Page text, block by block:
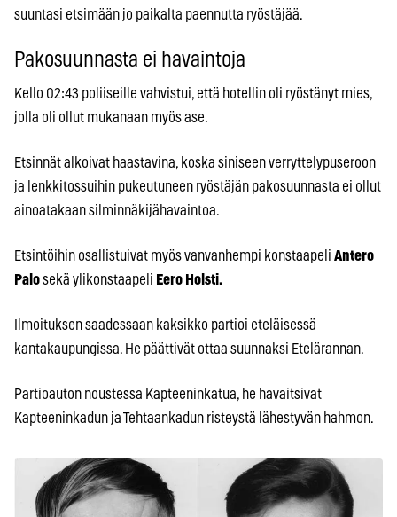
suuntasi etsimään jo paikalta paennutta ryöstäjää.
Pakosuunnasta ei havaintoja
Kello 02:43 poliiseille vahvistui, että hotellin oli ryöstänyt mies,
jolla oli ollut mukanaan myös ase.
Etsinnät alkoivat haastavina, koska siniseen verryttelypuseroon
ja lenkkitossuihin pukeutuneen ryöstäjän pakosuunnasta ei ollut
ainoatakaan silminnäkijähavaintoa.
Etsintöihin osallistuivat myös vanvanhempi konstaapeli Antero
Palosekä ylikonstaapeli Eero Holsti.
Ilmoituksen saadessaan kaksikko partioi eteläisessä
kantakaupungissa. He päättivät ottaa suunnaksi Etelärannan.
Partioauton noustessa Kapteeninkatua, he havaitsivat
Kapteeninkadun ja Tehtaankadun risteystä lähestyvän hahmon.